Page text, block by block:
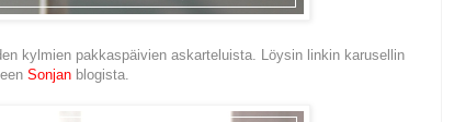
kylmien pakkaspäivien askarteluista. Löysin linkin karusellin
Sonjan blogista.